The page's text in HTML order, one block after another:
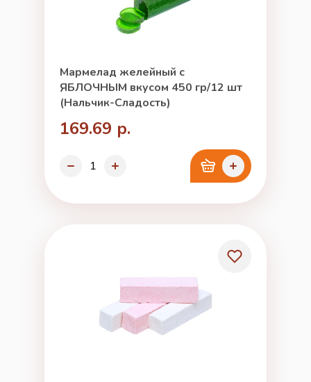
Мармелад желейный с
ЯБЛОЧНЫМ вкусом 450 гр/12 шт
(Нальчик-Сладость)
169.69 р.